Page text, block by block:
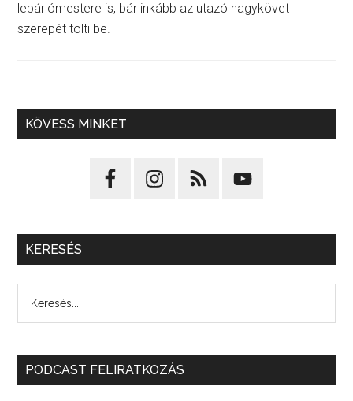
lepárlómestere is, bár inkább az utazó nagykövet
szerepét tölti be.
KÖVESS MINKET
KERESÉS
PODCAST FELIRATKOZÁS